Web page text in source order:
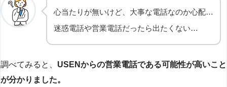
心当たりが無いけど、大事な電話なのか心配…
迷惑電話や営業電話だったら出たくない…
調べてみると、 USENからの営業電話である可能性が高いこと
が分かりました。